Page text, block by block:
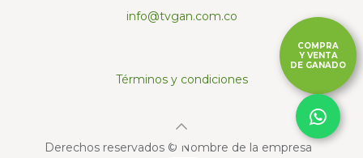
info@tvgan.com.co
Términos y condiciones
Derechos reservados © Nombre de la empresa
COMPRA
Y VENTA
DE GANADO